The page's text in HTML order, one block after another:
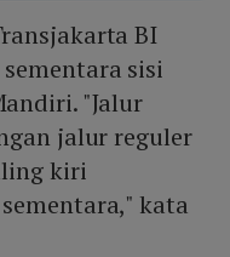
BI
sisi
"Jalur
jalur reguler
kiri
kata